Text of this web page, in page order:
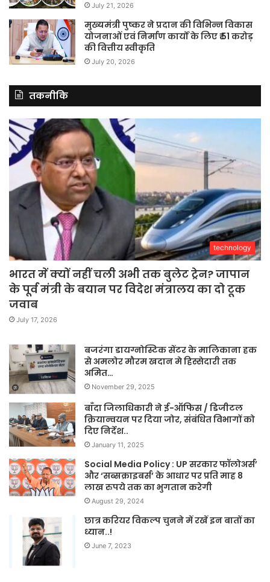
July 21, 2026
मुख्यमंत्री पुष्कर ने प्रदान की विभिन्न विकास
योजनाओं एवं निर्माण कार्यों के लिए ₹ 51 करोड़
की वित्तीय स्वीकृति
July 20, 2026
तकनीकि
technology
भारत में क्यों नहीं चली अभी तक बुलेट ट्रेन? जापान
के पूर्व मंत्री के बयान पर विदेश मंत्रालय का दो टूक
जवाब
July 17, 2026
बजरंगा डायग्नोस्टिक सेंटर के मालिकाना हक
से अमलोर मौरम खदान मे हिस्सेदारी तक
अमित…
November 29, 2025
बाँदा जिलाधिकारी ने ई-ऑफिस / डिजीटल
क्रियान्वयन पर दिया जोर, संबंधित विभागों को
दिए निर्देश..
January 11, 2025
Social Media Policy : UP सरकार फॉलोअर्स’
और ‘सब्सक्राइबर्स’ के आधार पर प्रति माह 8
लाख रुपये तक का भुगतान करेगी
August 29, 2024
छात्र करियर विकल्प चुनने में रखें इन बातों का
ध्यान..!
June 7, 2023